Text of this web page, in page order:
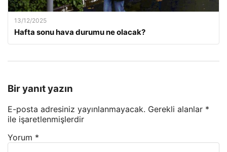
13/12/2025
Hafta sonu hava durumu ne olacak?
Bir yanıt yazın
E-posta adresiniz yayınlanmayacak. Gerekli alanlar *
ile işaretlenmişlerdir
Yorum *